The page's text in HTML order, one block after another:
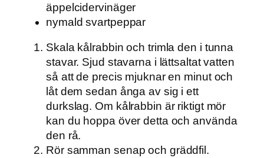
äppelcidervinäger
nymald svartpeppar
Skala kålrabbin och trimla den i tunna
stavar. Sjud stavarna i lättsaltat vatten
så att de precis mjuknar en minut och
låt dem sedan ånga av sig i ett
durkslag. Om kålrabbin är riktigt mör
kan du hoppa över detta och använda
den rå.
Rör samman senap och gräddfil.